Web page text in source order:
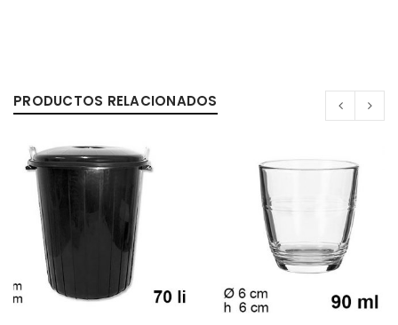
PRODUCTOS RELACIONADOS